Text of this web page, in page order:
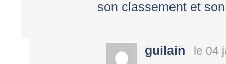
son classement et
guilain le 04